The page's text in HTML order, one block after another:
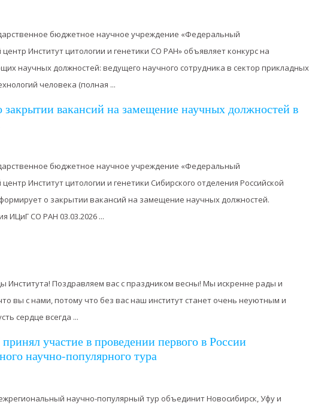
бюджетное научное учреждение «Федеральный
центр Институт цитологии и генетики СО РАН» объявляет конкурс на
научных должностей: ведущего научного сотрудника в cектор прикладных
человека (полная ...
закрытии вакансий на замещение научных должностей в
бюджетное научное учреждение «Федеральный
Институт цитологии и генетики Сибирского отделения Российской
о закрытии вакансий на замещение научных должностей.
ИЦиГ СО РАН 03.03.2026 ...
Института! Поздравляем вас с праздником весны! Мы искренне рады и
вы с нами, потому что без вас наш институт станет очень неуютным и
сердце всегда ...
участие в проведении первого в России
научно-популярного тура
научно-популярный тур объединит Новосибирск, Уфу и